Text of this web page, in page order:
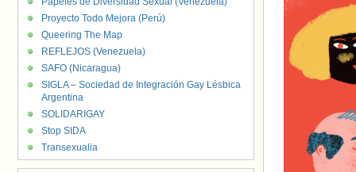
Proyecto Todo Mejora (Perú)
Queering The Map
REFLEJOS (Venezuela)
SAFO (Nicaragua)
SIGLA – Sociedad de Integración Gay Lésbica
Argentina
SOLIDARIGAY
Stop SIDA
Transexualia